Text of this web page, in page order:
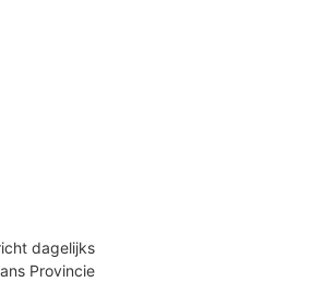
dagelijks
Provincie